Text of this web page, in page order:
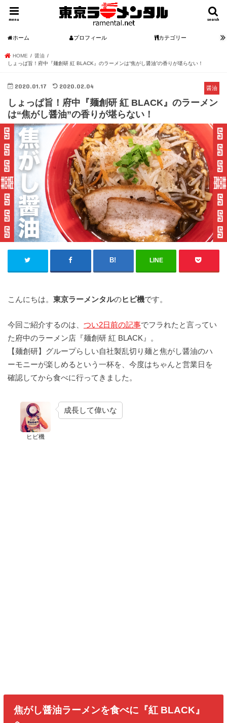
search
menu
ホーム プロフィール カテゴリー
HOME
醤油
しょっぱ旨！府中『麺創研 紅 BLACK』のラーメンは“焦がし醤油”の香りが堪らない！
醤油
2020.01.17 2020.02.04
しょっぱ旨！府中『麺創研 紅 BLACK』のラーメン
は“焦がし醤油”の香りが堪らない！
LINE
こんにちは。 東京ラーメンタルのヒビ機です。
今回ご紹介するのは、 つい2日前の記事でフラれたと言ってい
た府中のラーメン店『麺創研 紅 BLACK』。
【麺創研】グループらしい自社製乱切り麺と焦がし醤油のハ
ーモニーが楽しめるという一杯を、今度はちゃんと営業日を
確認してから食べに行ってきました。
ヒビ機
成長して偉いな
焦がし醤油ラーメンを食べに『紅 BLACK』